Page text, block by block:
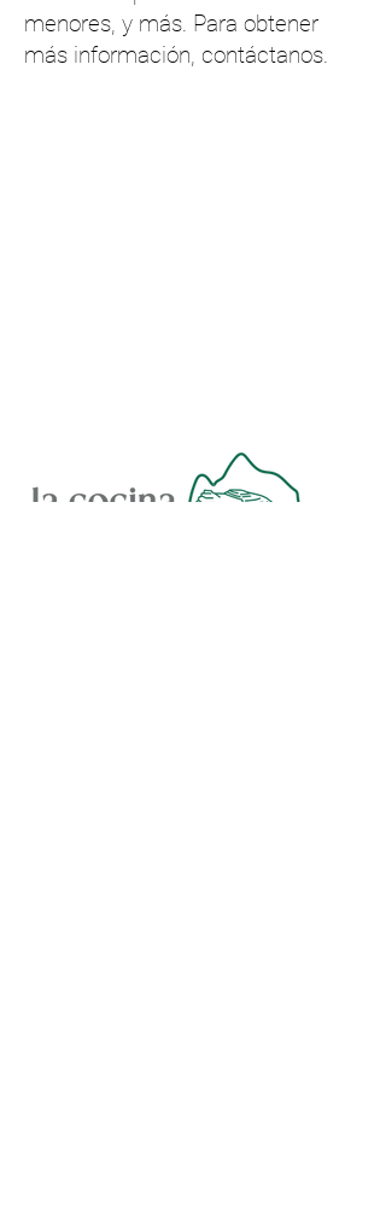
menores, y más. Para obtener
más información, contáctanos.